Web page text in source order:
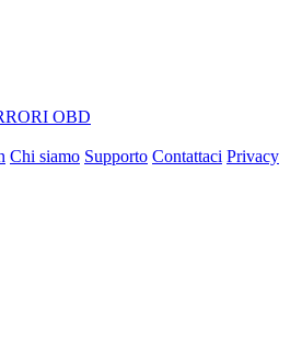
OBD
Chi siamo Supporto Contattaci Privacy